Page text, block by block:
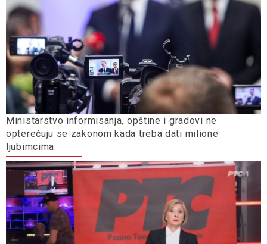
Ministarstvo informisanja, opštine i gradovi ne
opterećuju se zakonom kada treba dati milione
ljubimcima